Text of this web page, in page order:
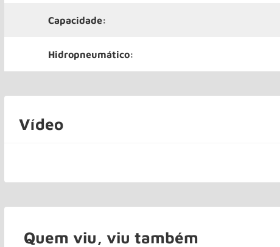
Capacidade:
Hidropneumático:
Vídeo
Quem viu, viu também